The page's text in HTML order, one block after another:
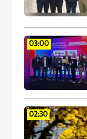
03:00
02:30